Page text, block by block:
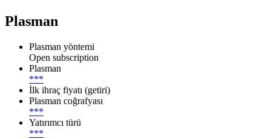
Plasman
Plasman yöntemi
Open subscription
Plasman
***
İlk ihraç fiyatı (getiri)
Plasman coğrafyası
***
Yatırımcı türü
***